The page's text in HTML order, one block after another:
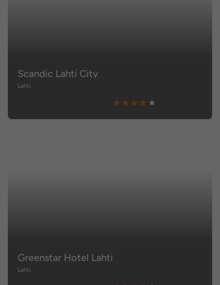
Scandic Lahti City
Lahti
Greenstar Hotel Lahti
Lahti